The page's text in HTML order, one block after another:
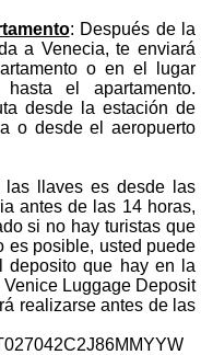
: Después de la
a Venecia, te enviará
o en el lugar
el apartamento.
desde la estación de
o desde el aeropuerto
las llaves es desde las
antes de las 14 horas,
si no hay turistas que
es posible, usted puede
deposito que hay en la
Luggage Deposit
realizarse antes de las